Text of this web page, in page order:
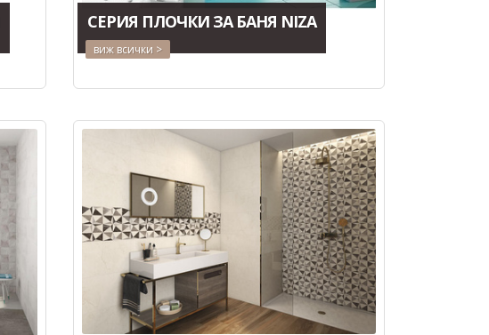
СЕРИЯ ПЛОЧКИ ЗА БАНЯ NIZA
виж всички >